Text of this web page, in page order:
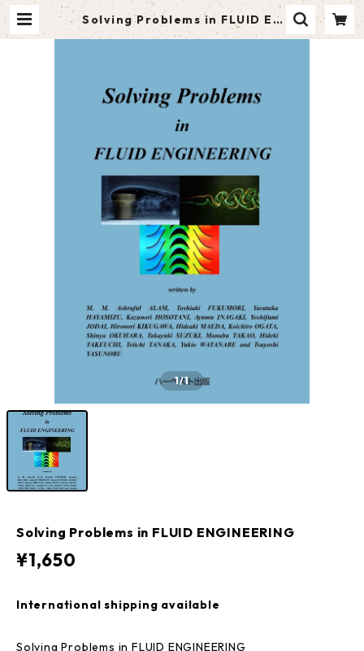
Solving Problems in FLUID EN
GINEERING | ハーベスト出版
1/1
Solving Problems in FLUID ENGINEERING
¥1,650
International shipping available
Solving Problems in FLUID ENGINEERING